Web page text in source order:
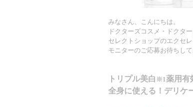
みなさん、こんにちは。
ドクターズコスメ・ドクタ
セレクトショップのエクセ
モニターのご応募お待ちし
トリプル美白 ※1薬用有
全身に使える！デリケ